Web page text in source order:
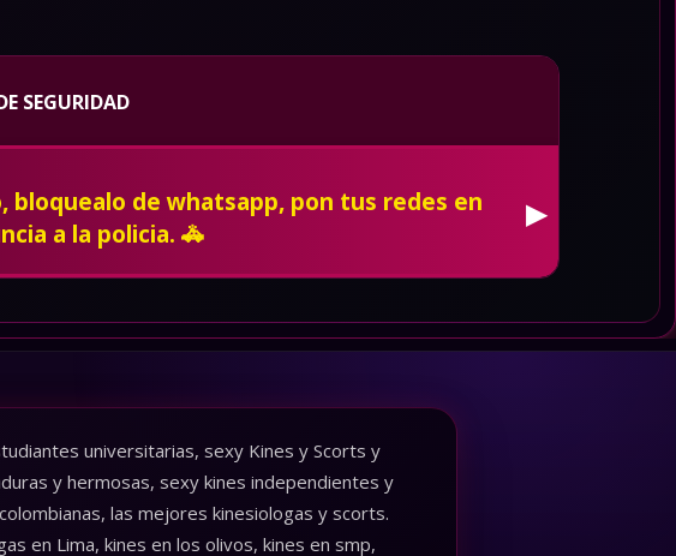
SEGURIDAD
bloquealo de whatsapp, pon tus redes en
a la policia. 🚓
▶
universitarias, sexy Kines y Scorts y
y hermosas, sexy kines independientes y
las mejores kinesiologas y scorts.
en Lima, kines en los olivos, kines en smp,